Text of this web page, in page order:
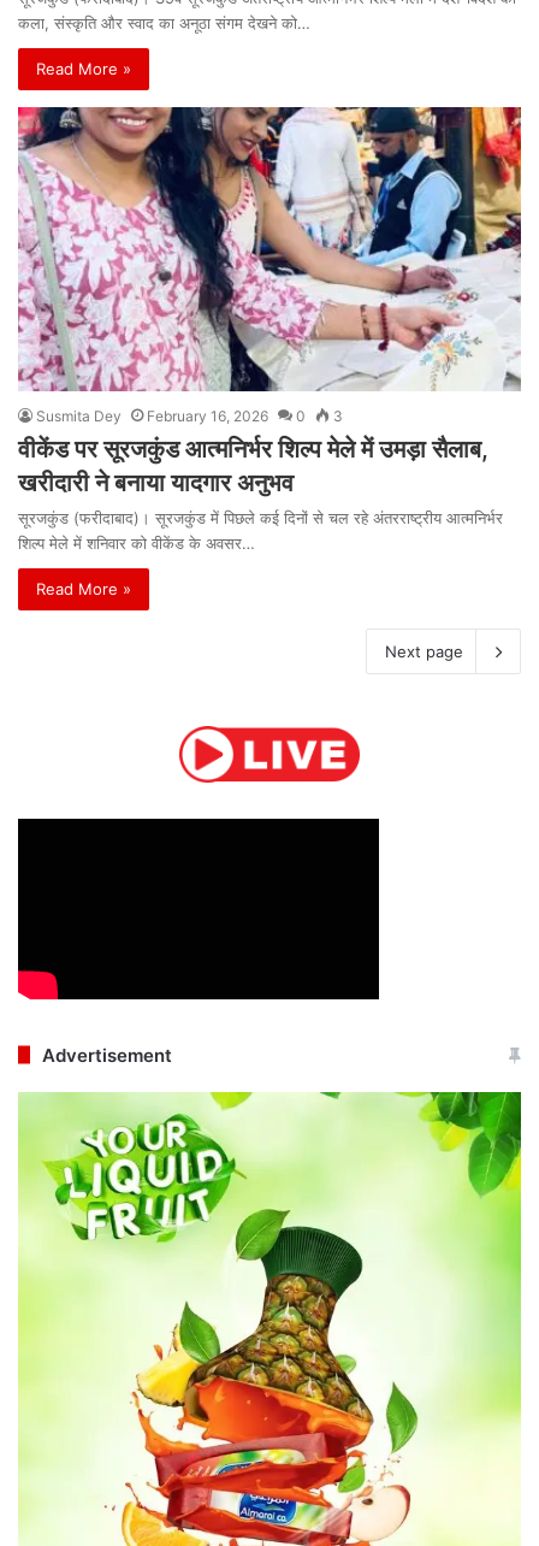
कला, संस्कृति और स्वाद का अनूठा संगम देखने को…
Read More »
Susmita Dey February 16, 2026 0 3
वीकेंड पर सूरजकुंड आत्मनिर्भर शिल्प मेले में उमड़ा सैलाब,
खरीदारी ने बनाया यादगार अनुभव
सूरजकुंड (फरीदाबाद)। सूरजकुंड में पिछले कई दिनों से चल रहे अंतरराष्ट्रीय आत्मनिर्भर
शिल्प मेले में शनिवार को वीकेंड के अवसर…
Read More »
Next page
Advertisement